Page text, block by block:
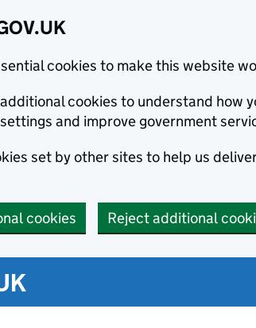
cookies to make this website
cookies to understand how
and improve government
set by other sites to help us
cookies Reject additional